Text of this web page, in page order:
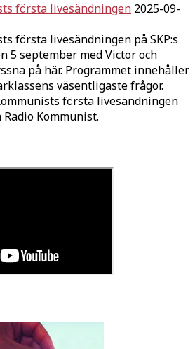
första livesändningen 2025-09-
första livesändningen på SKP:s
5 september med Victor och
på här. Programmet innehåller
väsentligaste frågor.
första livesändningen
Kommunist.